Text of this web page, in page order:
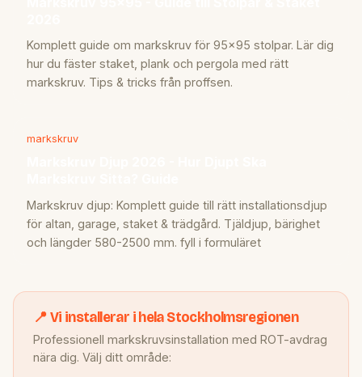
Komplett guide om markskruv för 95x95 stolpar. Lär dig
hur du fäster staket, plank och pergola med rätt
markskruv. Tips & tricks från proffsen.
markskruv
Markskruv djup: Komplett guide till rätt installationsdjup
för altan, garage, staket & trädgård. Tjäldjup, bärighet
och längder 580-2500 mm. fyll i formuläret
📍 Vi installerar i hela Stockholmsregionen
Professionell markskruvsinstallation med ROT-avdrag
nära dig. Välj ditt område: